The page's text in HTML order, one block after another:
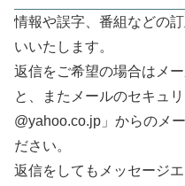
情報や誤字、番組などの
いいたします。
返信をご希望の場合はメ
と、またメールのセキュ
@yahoo.co.jp」からのメ
ださい。
返信をしてもメッセージ